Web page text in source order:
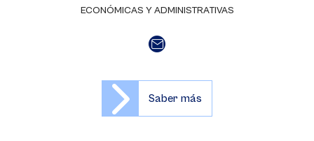
ECONÓMICAS Y ADMINISTRATIVAS
Saber más